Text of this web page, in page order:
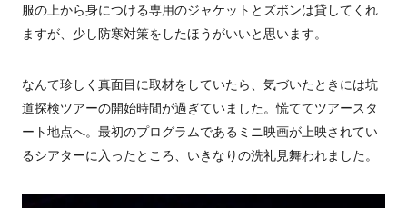
服の上から身につける専用のジャケットとズボンは貸してくれ
ますが、少し防寒対策をしたほうがいいと思います。
なんて珍しく真面目に取材をしていたら、気づいたときには坑
道探検ツアーの開始時間が過ぎていました。慌ててツアースタ
ート地点へ。最初のプログラムであるミニ映画が上映されてい
るシアターに入ったところ、いきなりの洗礼見舞われました。